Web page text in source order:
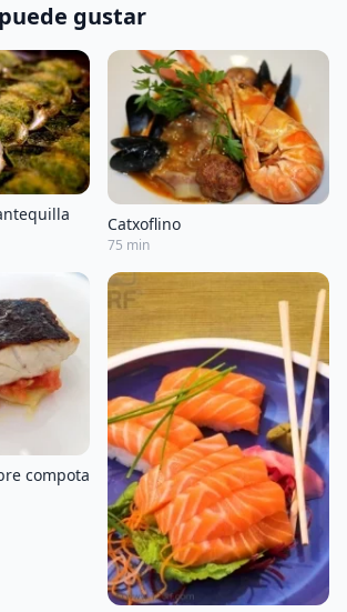
gustar
Catxoflino
75 min
compota